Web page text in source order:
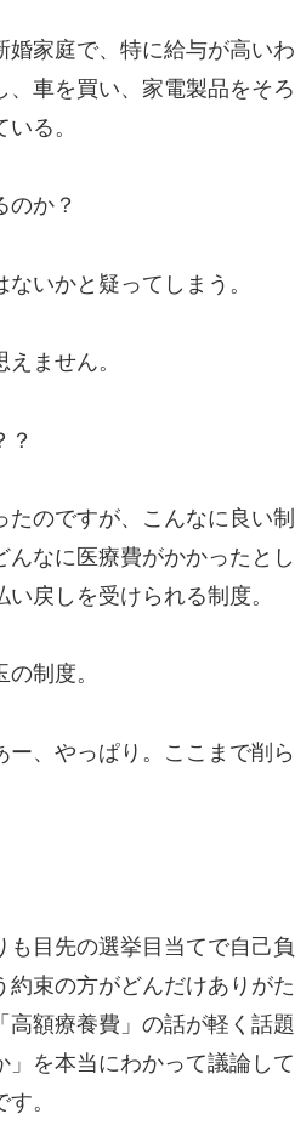
家庭で、特に給与が高い
車を買い、家電製品をそ
る。
のか？
いかと疑ってしまう。
ません。
？
のですが、こんなに良い
なに医療費がかかったとし
戻しを受けられる制度。
制度。
、やっぱり。ここまで削
目先の選挙目当てで自己
束の方がどんだけありが
額療養費」の話が軽く話
を本当にわかって議論し
。